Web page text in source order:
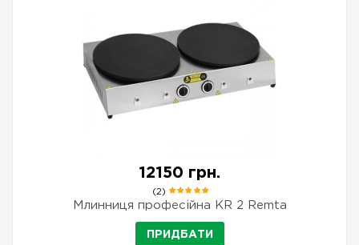
12150 грн.
(2)
Млинниця професійна KR 2 Remta
ПРИДБАТИ